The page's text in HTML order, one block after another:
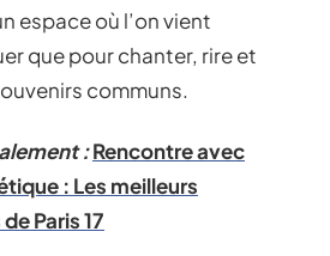
espace où l’on vient
que pour chanter, rire et
communs.
:Rencontre avec
: Les meilleurs
Paris 17